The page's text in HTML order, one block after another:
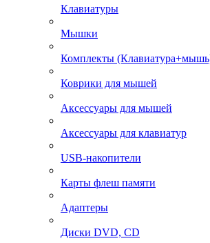
Клавиатуры
Мышки
Комплекты
Коврики для мышей
Аксессуары для мышей
Аксессуары для клавиатур
USB-накопители
Карты флеш памяти
Адаптеры
Диски DVD, CD